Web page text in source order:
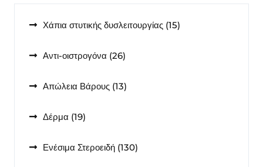
Χάπια στυτικής δυσλειτουργίας 1515
Αντι-οιστρογόνα 2626
Απώλεια Βάρους 1313
Δέρμα 1919
Ενέσιμα Στεροειδή 130130